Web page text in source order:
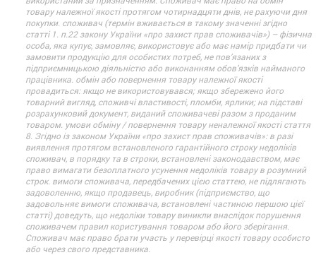
товару належної якості протягом чотирнадцяти днів, не рахуючи дня
покупки. споживач (термін вживається в такому значенні згідно
статті 1. п.22 закону України «про захист прав споживачів») – фізична
особа, яка купує, замовляє, використовує або має намір придбати чи
замовити продукцію для особистих потреб, не пов’язаних з
підприємницькою діяльністю або виконанням обов’язків найманого
працівника. обмін або повернення товару належної якості
провадиться: якщо не використовувався; якщо збережено його
товарний вигляд, споживчі властивості, пломби, ярлики; на підставі
розрахунковий документ, виданий споживачеві разом з проданим
товаром. умови обміну / повернення товару неналежної якості стаття
8. Згідно із законом України «про захист прав споживачів»: в разі
виявлення протягом встановленого гарантійного строку недоліків
споживач, в порядку та в строки, встановлені законодавством, має
право вимагати безоплатного усунення недоліків товару в розумний
строк. вимоги споживача, передбачених цією статтею, не підлягають
задоволенню, якщо продавець, виробник (підприємство, що
задовольняє вимоги споживача, встановлені частиною першою цієї
статті) доведуть, що недоліки товару виникли внаслідок порушення
споживачем правил користування товаром або його зберігання.
Споживач має право брати участь у перевірці якості товару особисто
або через свого представника.